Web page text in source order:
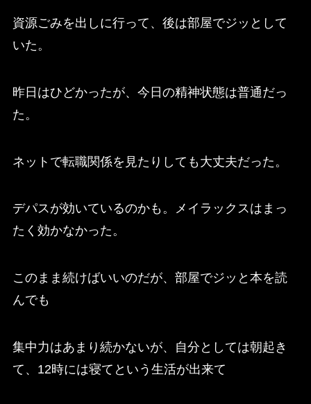
資源ごみを出しに行って、後は部屋でジッとして
いた。
昨日はひどかったが、今日の精神状態は普通だっ
た。
ネットで転職関係を見たりしても大丈夫だった。
デパスが効いているのかも。メイラックスはまっ
たく効かなかった。
このまま続けばいいのだが、部屋でジッと本を読
んでも
集中力はあまり続かないが、自分としては朝起き
て、12時には寝てという生活が出来て